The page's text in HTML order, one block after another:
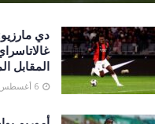
دي
المقابل